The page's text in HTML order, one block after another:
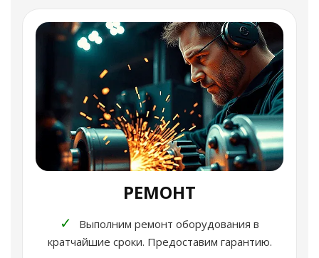
РЕМОНТ
✓
Выполним ремонт оборудования в
кратчайшие сроки. Предоставим гарантию.